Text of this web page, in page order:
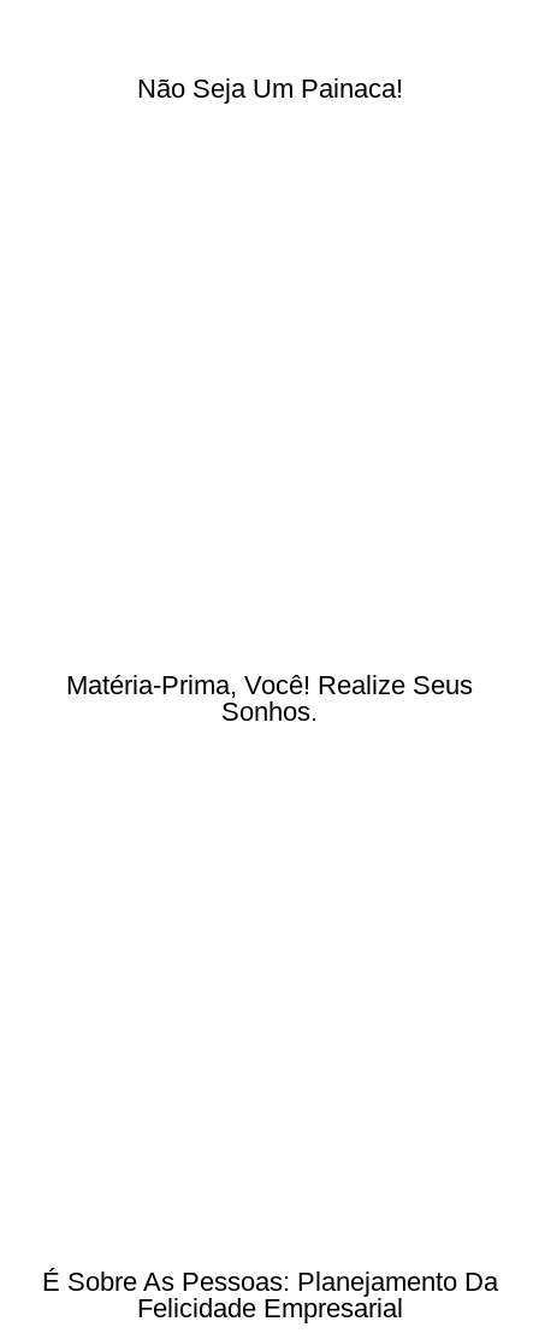
Não Seja Um Painaca!
Matéria-Prima, Você! Realize Seus
Sonhos.
É Sobre As Pessoas: Planejamento Da
Felicidade Empresarial